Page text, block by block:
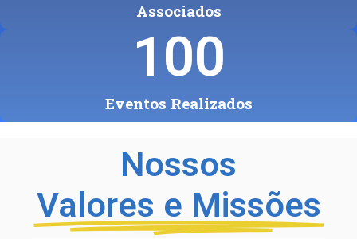
Associados
Eventos Realizados
100
Nossos
Valores e Missões